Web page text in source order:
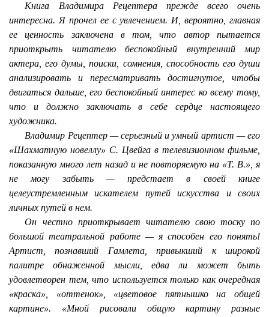
Книга Владимира Рецептера прежде всего очень
интересна. Я прочел ее с увлечением. И, вероятно, главная
ее ценность заключена в том, что автор пытается
приоткрыть читателю беспокойный внутренний мир
актера, его думы, поиски, сомнения, способность его души
анализировать и пересматривать достигнутое, чтобы
двигаться дальше, его беспокойный интерес ко всему тому,
что и должно заключать в себе сердце настоящего
художника.
Владимир Рецептер — серьезный и умный артист — его
«Шахматную новеллу» С. Цвейга в телевизионном фильме,
показанную много лет назад и не повторяемую на «Т. В.», я
не могу забыть — предстает в своей книге
целеустремленным искателем путей искусства и своих
личных путей в нем.
Он честно приоткрывает читателю свою тоску по
большой театральной работе — я способен его понять!
Артист, познавший Гамлета, привыкший к широкой
палитре обнаженной мысли, едва ли может быть
удовлетворен тем, что используется только как очередная
«краска», «оттенок», «цветовое пятнышко на общей
картине». «Мной рисовали общую картину разные